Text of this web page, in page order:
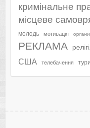
кримінальне
місцеве
молодь мотивація
РЕКЛАМА
США телебачення